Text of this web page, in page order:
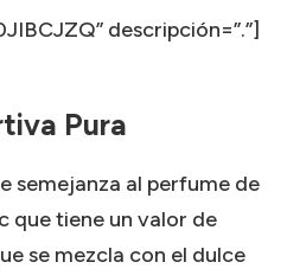
descripción=”.”]
Pura
semejanza al perfume de
que tiene un valor de
se mezcla con el dulce